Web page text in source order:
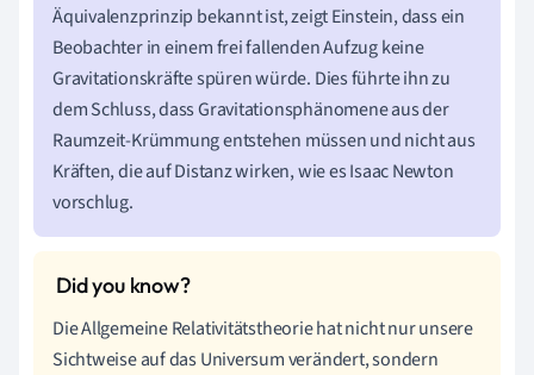
Äquivalenzprinzip bekannt ist, zeigt Einstein, dass ein
Beobachter in einem frei fallenden Aufzug keine
Gravitationskräfte spüren würde. Dies führte ihn zu
dem Schluss, dass Gravitationsphänomene aus der
Raumzeit-Krümmung entstehen müssen und nicht aus
Kräften, die auf Distanz wirken, wie es Isaac Newton
vorschlug.
Die Allgemeine Relativitätstheorie hat nicht nur unsere
Sichtweise auf das Universum verändert, sondern